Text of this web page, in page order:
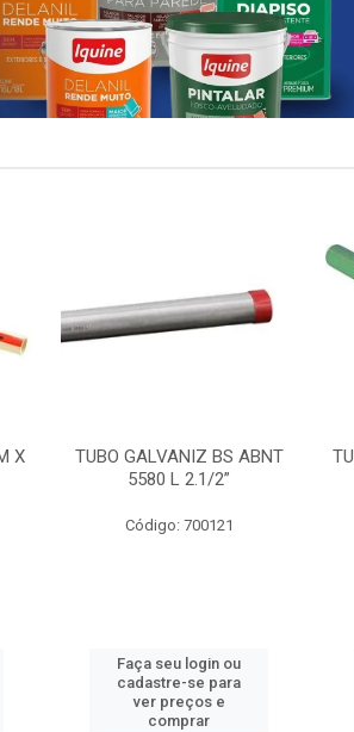
X
TUBO GALVANIZ BS ABNT
5580 L 2.1/2”
Código: 700121
Faça seu login ou
cadastre-se para
ver preços e
comprar